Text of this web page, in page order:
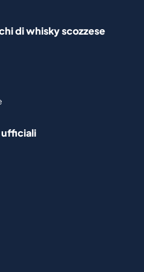
di whisky scozzese
ufficiali